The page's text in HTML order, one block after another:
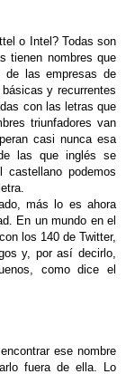
o Intel? Todas son
tienen nombres que
de las empresas de
y recurrentes
con las letras que
triunfadores van
casi nunca esa
las que inglés se
podemos
más lo es ahora
En un mundo en el
los 140 de Twitter,
y, por así decirlo,
como dice el
ese nombre
fuera de ella. Lo